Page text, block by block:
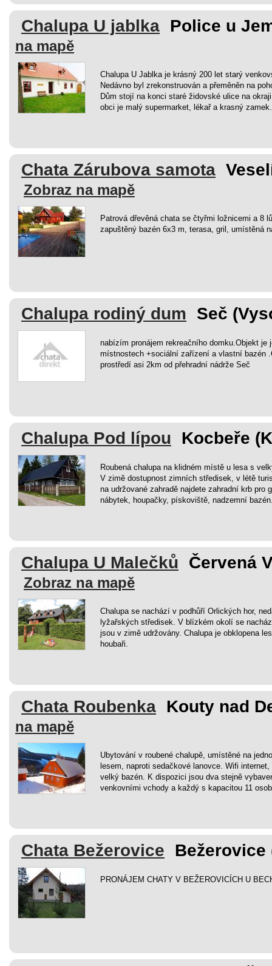
Chalupa U jablka Police u
na mapě
Chalupa U Jablka je krásný 200 let starý
Nedávno byl zrekonstruován a přeměněn na
Dům stojí na konci staré židovské ulice na
obci je malý supermarket, lékař a krasný zamek.
Chata Zárubova samota
Zobraz na mapě
Patrová dřevěná chata se čtyřmi ložnicemi a 8
zapuštěný bazén 6x3 m, terasa, gril, umístěná
Chalupa rodiný dum Seč
nabízím pronájem rekreačního domku.Objekt je
místnostech +sociální zařízení a vlastní bazén
prostředí asi 2km od přehradní nádrže Seč
Chalupa Pod lípou Kocbeře
Roubená chalupa na klidném místě u lesa s
V zimě dostupnost zimních středisek, v létě
na udržované zahradě najdete zahradní krb pro
nábytek, houpačky, pískoviště, nadzemní
Chalupa U Malečků Červená
Zobraz na mapě
Chalupa se nachází v podhůří Orlických hor,
lyžařských středisek. V blízkém okolí se
jsou v zimě udržovány. Chalupa je obklopena
houbaři.
Chata Roubenka Kouty nad
na mapě
Ubytování v roubené chalupě, umístěné na
lesem, naproti sedačkové lanovce. Wifi
velký bazén. K dispozici jsou dva stejně
venkovními vchody a každý s kapacitou 11
Chata Bežerovice Bežerovice
PRONÁJEM CHATY V BEŽEROVICÍCH U